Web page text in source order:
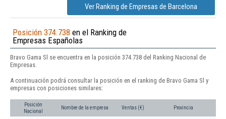
Ver Ranking de Empresas de Barcelona
Posición 374.738 en el Ranking de
Empresas Españolas
Bravo Gama Sl se encuentra en la posición 374.738 del Ranking Nacional de
Empresas.
A continuación podrá consultar la posición en el ranking de Bravo Gama Sl y
empresas con posiciones similares:
Posición
Nacional
Nombre de la empresa Ventas (€) Provincia